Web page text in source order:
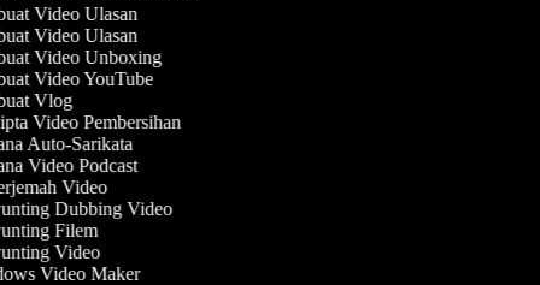
Video Ulasan
Video Ulasan
Video Unboxing
Video YouTube
Vlog
Video Pembersihan
Auto-Sarikata
Video Podcast
Video
Dubbing Video
Filem
Video
Video Maker